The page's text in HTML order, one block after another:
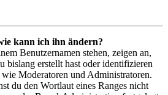
kann ich ihn ändern?
Benutzernamen stehen, zeigen an,
bislang erstellt hast oder identifizieren
Moderatoren und Administratoren.
du den Wortlaut eines Ranges nicht